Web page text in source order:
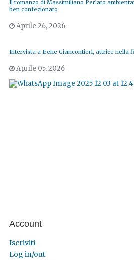
Il romanzo di Massimiliano Perlato
ben confezionato
Aprile 26, 2026
Intervista a Irene Giancontieri, attrice nella
Aprile 05, 2026
Account
Iscriviti
Log in/out